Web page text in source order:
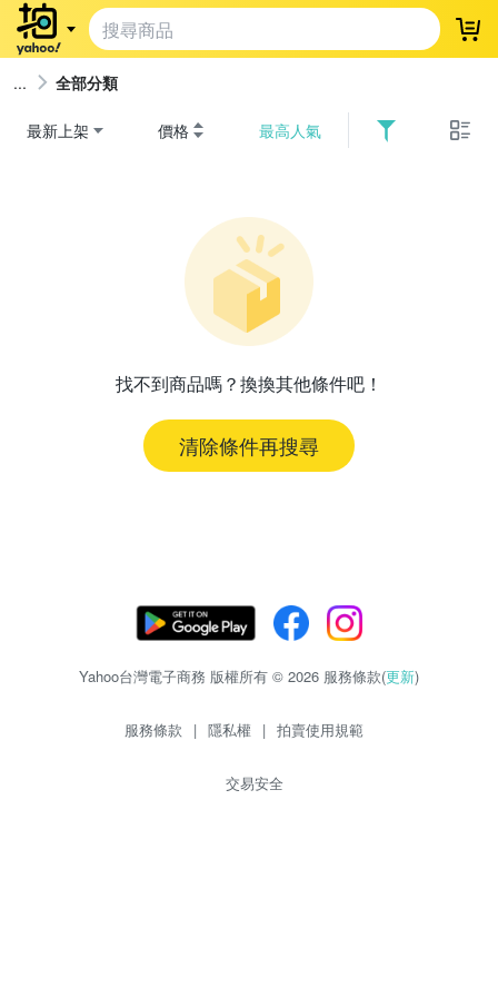
登
全部分類
最新上架 價格 最高人氣
找不到商品嗎？換換其他條件吧！
清除條件再搜尋
Yahoo台灣電子商務 版權所有 © 2026 服務條款(更新)
服務條款 | 隱私權 | 拍賣使用規範
交易安全